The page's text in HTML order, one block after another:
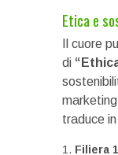
Etica e
Il cuore
di
traduce
Filiera